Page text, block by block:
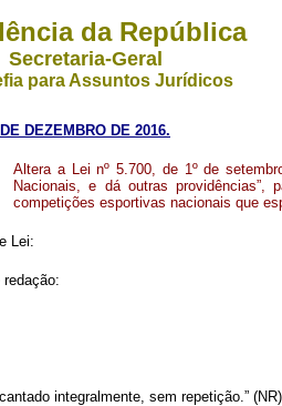
da República
Secretaria-Geral
para Assuntos Jurídicos
DEZEMBRO DE 2016.
Altera a Lei nº 5.700, de 1º de
Nacionais, e dá outras providências”,
competições esportivas nacionais que
Lei:
integralmente, sem repetição.” (NR)